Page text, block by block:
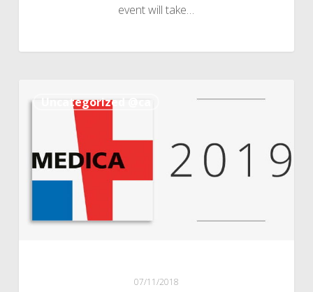
event will take…
Uncategorized @ca
world’s
leading
trade
07/11/2018